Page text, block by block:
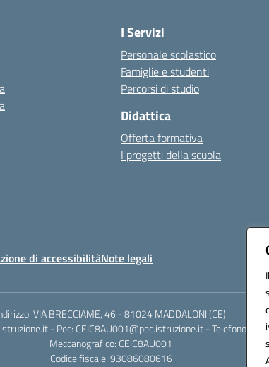
I Servizi
Personale scolastico
Famiglie e studenti
Percorsi di studio
Didattica
Offerta formativa
I progetti della scuola
di accessibilitàNote legali
VIA BRECCIAME, 46 - 81024 MADDALONI (CE)
- Pec: CEIC8AU001@pec.istruzione.it - Telefono:
Meccanografico: CEIC8AU001
Codice fiscale: 93086080616